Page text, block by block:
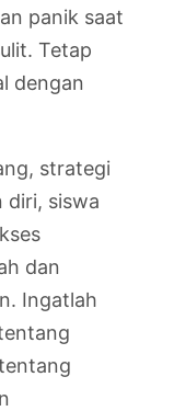
panik saat
Tetap
dengan
strategi
diri, siswa
dan
Ingatlah